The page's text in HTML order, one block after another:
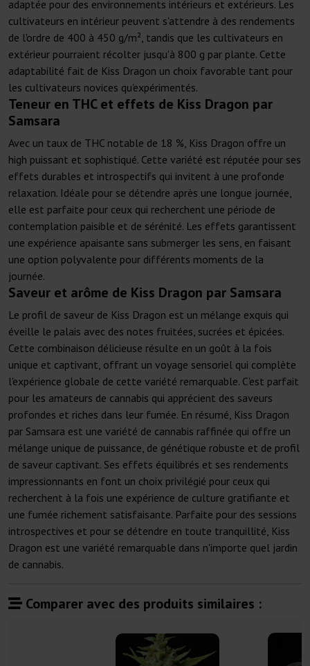
adaptée pour des environnements intérieurs et extérieurs. Les
cultivateurs en intérieur peuvent s'attendre à des rendements
de l'ordre de 400 à 450 g/m², tandis que les cultivateurs en
extérieur pourraient récolter jusqu'à 800 g par plante. Cette
adaptabilité fait de Kiss Dragon un choix favorable tant pour
les cultivateurs novices qu'expérimentés.
Teneur en THC et effets de Kiss Dragon par
Samsara
Avec un taux de THC notable de 18 %, Kiss Dragon offre un
high puissant et sophistiqué. Cette variété est réputée pour ses
effets durables et introspectifs qui invitent à une profonde
relaxation. Idéale pour se détendre après une longue journée,
elle est parfaite pour ceux qui recherchent une période de
contemplation paisible et de sérénité. Les effets garantissent
une expérience apaisante sans submerger les sens, en faisant
une option polyvalente pour différents moments de la
journée.
Saveur et arôme de Kiss Dragon par Samsara
Le profil de saveur de Kiss Dragon est un mélange exquis qui
éveille le palais avec des notes fruitées, sucrées et épicées.
Cette combinaison délicieuse résulte en un goût à la fois
unique et captivant, offrant un voyage sensoriel qui complète
l'expérience globale de cette variété remarquable. C'est parfait
pour les amateurs de cannabis qui apprécient des saveurs
profondes et riches dans leur fumée. En résumé, Kiss Dragon
par Samsara est une variété de cannabis raffinée qui offre un
mélange unique de puissance, de génétique robuste et de profil
de saveur captivant. Ses effets équilibrés et ses rendements
impressionnants en font un choix privilégié pour ceux qui
recherchent à la fois une expérience de culture gratifiante et
une fumée richement satisfaisante. Parfaite pour des sessions
introspectives et pour se détendre en toute tranquillité, Kiss
Dragon est une variété remarquable dans n'importe quel jardin
de cannabis.
Comparer avec des produits similaires :